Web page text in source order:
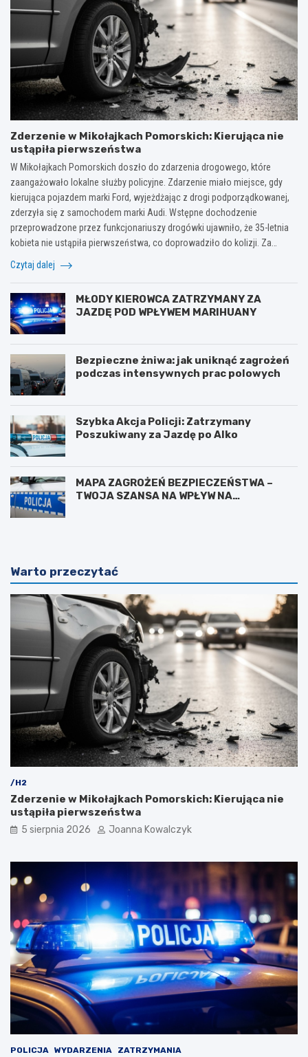
Zderzenie w Mikołajkach Pomorskich: Kierująca nie
ustąpiła pierwszeństwa
W Mikołajkach Pomorskich doszło do zdarzenia drogowego, które
zaangażowało lokalne służby policyjne. Zdarzenie miało miejsce, gdy
kierująca pojazdem marki Ford, wyjeżdżając z drogi podporządkowanej,
zderzyła się z samochodem marki Audi. Wstępne dochodzenie
przeprowadzone przez funkcjonariuszy drogówki ujawniło, że 35-letnia
kobieta nie ustąpiła pierwszeństwa, co doprowadziło do kolizji. Za…
Czytaj dalej
MŁODY KIEROWCA ZATRZYMANY ZA
JAZDĘ POD WPŁYWEM MARIHUANY
Bezpieczne żniwa: jak uniknąć zagrożeń
podczas intensywnych prac polowych
Szybka Akcja Policji: Zatrzymany
Poszukiwany za Jazdę po Alko
MAPA ZAGROŻEŃ BEZPIECZEŃSTWA –
TWOJA SZANSA NA WPŁYW NA
Warto przeczytać
/H2
Zderzenie w Mikołajkach Pomorskich: Kierująca nie
ustąpiła pierwszeństwa
5 sierpnia 2026 Joanna Kowalczyk
POLICJA WYDARZENIA ZATRZYMANIA